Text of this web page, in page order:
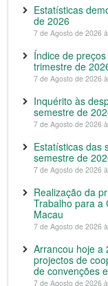
Estatísticas
de 2026
7 de Agosto de 2026
Índice de
trimestre de
7 de Agosto de 2026
Inquérito às
semestre de
7 de Agosto de 2026
Estatísticas das
semestre de
7 de Agosto de 2026
Realização da
Trabalho para a
Macau
7 de Agosto de 2026
Arrancou hoje a
projectos de
de convenções
7 de Agosto de 2026